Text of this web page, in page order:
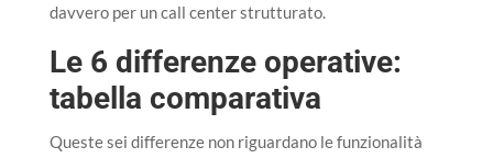
davvero per un call center strutturato.
Le 6 differenze operative:
tabella comparativa
Queste sei differenze non riguardano le funzionalità